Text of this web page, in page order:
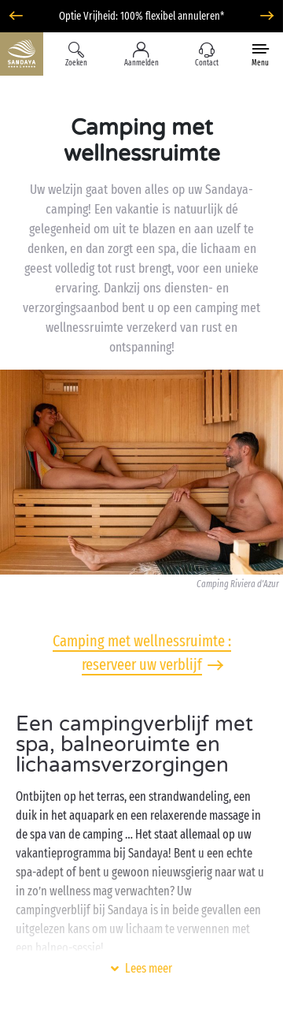
Optie Vrijheid: 100% flexibel annuleren*
Zoeken Aanmelden Contact Menu
Camping met
wellnessruimte
Uw welzijn gaat boven alles op uw Sandaya-
camping! Een vakantie is natuurlijk dé
gelegenheid om uit te blazen en aan uzelf te
denken, en dan zorgt een spa, die lichaam en
geest volledig tot rust brengt, voor een unieke
ervaring. Dankzij ons diensten- en
verzorgingsaanbod bent u op een camping met
wellnessruimte verzekerd van rust en
ontspanning!
Camping Riviera d'Azur
Camping met wellnessruimte :
reserveer uw verblijf
Een campingverblijf met
spa, balneoruimte en
lichaamsverzorgingen
Ontbijten op het terras, een strandwandeling, een
duik in het aquapark en een relaxerende massage in
de spa van de camping … Het staat allemaal op uw
vakantieprogramma bij Sandaya! Bent u een echte
spa-adept of bent u gewoon nieuwsgierig naar wat u
in zo’n wellness mag verwachten? Uw
campingverblijf bij Sandaya is in beide gevallen een
uitgelezen kans om uw lichaam te verwennen met
een balneo-sessie!
Lees meer